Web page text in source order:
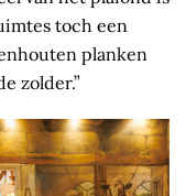
toch een
planken
zolder.”